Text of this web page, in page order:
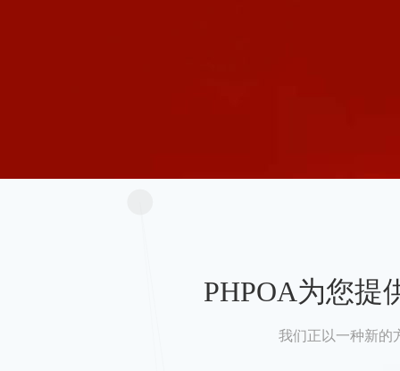
PHPOA为您提
我们正以一种新的